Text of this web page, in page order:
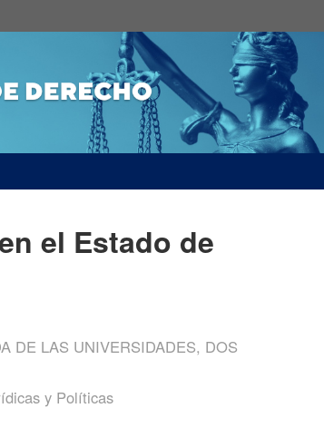
el Estado de
DE LAS UNIVERSIDADES, DOS
y Políticas